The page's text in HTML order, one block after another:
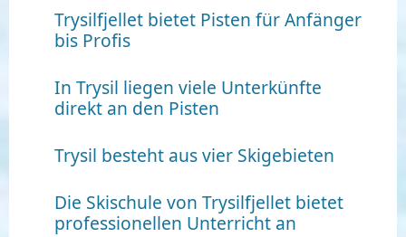
Trysilfjellet bietet Pisten für Anfänger
bis Profis
In Trysil liegen viele Unterkünfte
direkt an den Pisten
Trysil besteht aus vier Skigebieten
Die Skischule von Trysilfjellet bietet
professionellen Unterricht an